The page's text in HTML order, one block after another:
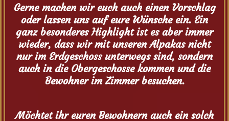
Gerne machen wir euch auch einen Vorschlag
oder lassen uns auf eure Wünsche ein. Ein
ganz besonderes Highlight ist es aber immer
wieder, dass wir mit unseren Alpakas nicht
nur im Erdgeschoss unterwegs sind, sondern
auch in die Obergeschosse kommen und die
Bewohner im Zimmer besuchen.
Möchtet ihr euren Bewohnern auch ein solch